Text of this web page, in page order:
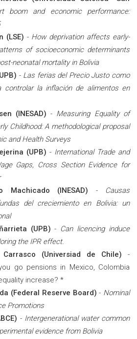
boom and economic performance:
(LSE) - How deprivation affects early-
of socioeconomic determinants
neonatal mortality in Bolivia
- Las ferias del Precio Justo como
controlar la inflación de alimentos en
(INESAD) - Measuring Equality of
Childhood: A methodological proposal
and Health Surveys
(UPB) - International Trade and
Gaps, Cross Section Evidence for
Machicado (INESAD) -
Causas
del creciemiento en Bolivia: un
(UPB) - Can licencing induce
the IPR effect.
(Universiad de Chile) -
go pensions in Mexico, Colombia
increase? *
(Federal Reserve Board) - Nominal
Promotions
- Intergenerational water common
evidence from Bolivia